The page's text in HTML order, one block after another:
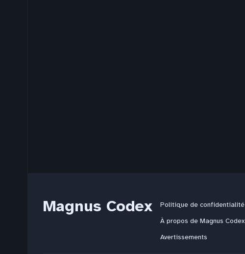
Magnus Codex
Politique de confidentialité
À propos de Magnus Codex
Avertissements